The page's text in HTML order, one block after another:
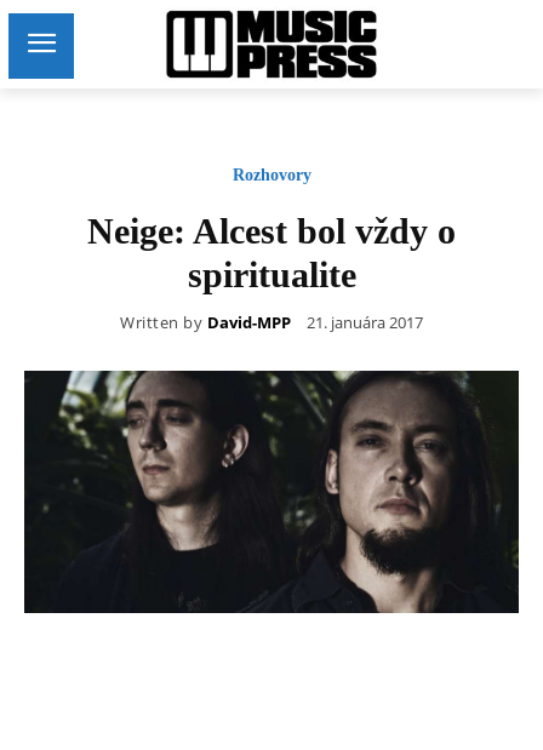
Rozhovory
Neige: Alcest bol vždy o
spiritualite
Written by David-MPP 21. januára 2017